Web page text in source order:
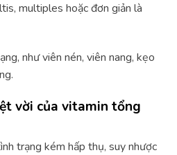
multiples hoặc đơn giản là
như viên nén, viên nang, kẹo
vời của vitamin tổng
trạng kém hấp thụ, suy nhược